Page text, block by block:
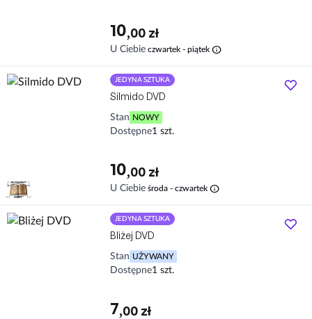
10,00 zł
U Ciebie czwartek - piątek info
JEDYNA SZTUKA
Silmido DVD
Stan NOWY
Dostępne1 szt.
10,00 zł
U Ciebie środa - czwartek info
JEDYNA SZTUKA
Bliżej DVD
Stan UŻYWANY
Dostępne1 szt.
7,00 zł